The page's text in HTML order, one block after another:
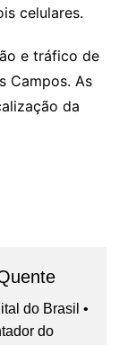
celulares.
e tráfico de
Campos. As
da
do Brasil •
do